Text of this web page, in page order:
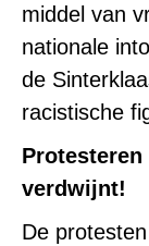
middel van
nationale
de
racistische
verdwijnt!
De